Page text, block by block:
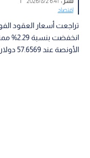
اقتصاد
تراجعت أسعار العقود
الأونصة عند 57.6569 دولار أمريكي.